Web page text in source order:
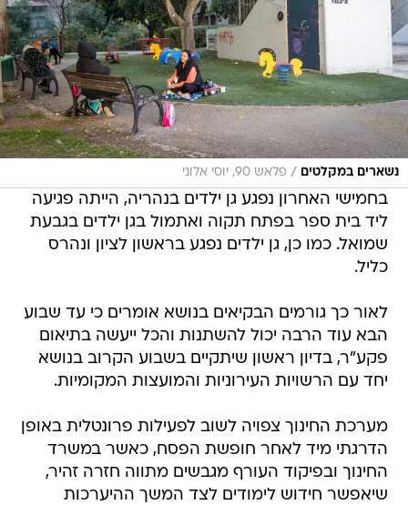
נשארים במקלטים / פלאש 90, יוסי אלוני
בחמישי האחרון נפגע גן ילדים בנהריה, הייתה פגיעה
ליד בית ספר בפתח תקוה ואתמול בגן ילדים בגבעת
שמואל. כמו כן, גן ילדים נפגע בראשון לציון ונהרס
כליל.
לאור כך גורמים הבקיאים בנושא אומרים כי עד שבוע
הבא עוד הרבה יכול להשתנות והכל ייעשה בתיאום
פקע"ר, בדיון ראשון שיתקיים בשבוע הקרוב בנושא
יחד עם הרשויות העירוניות והמועצות המקומיות.
מערכת החינוך צפויה לשוב לפעילות פרונטלית באופן
הדרגתי מיד לאחר חופשת הפסח, כאשר במשרד
החינוך ובפיקוד העורף מגבשים מתווה חזרה זהיר,
שיאפשר חידוש לימודים לצד המשך ההיערכות